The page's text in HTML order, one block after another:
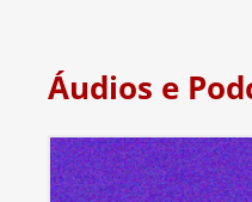
Áudios e